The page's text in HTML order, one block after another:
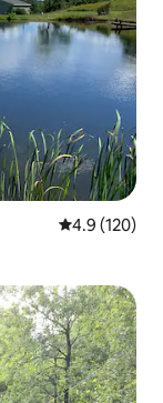
平均评分 4.9
4.9 (120)